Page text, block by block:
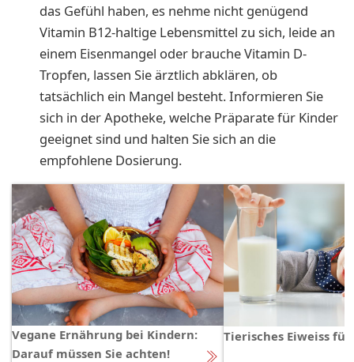
das Gefühl haben, es nehme nicht genügend
Vitamin B12-haltige Lebensmittel zu sich, leide an
einem Eisenmangel oder brauche Vitamin D-
Tropfen, lassen Sie ärztlich abklären, ob
tatsächlich ein Mangel besteht. Informieren Sie
sich in der Apotheke, welche Präparate für Kinder
geeignet sind und halten Sie sich an die
empfohlene Dosierung.
Vegane Ernährung bei Kindern:
Darauf müssen Sie achten!
Tierisches Eiweiss